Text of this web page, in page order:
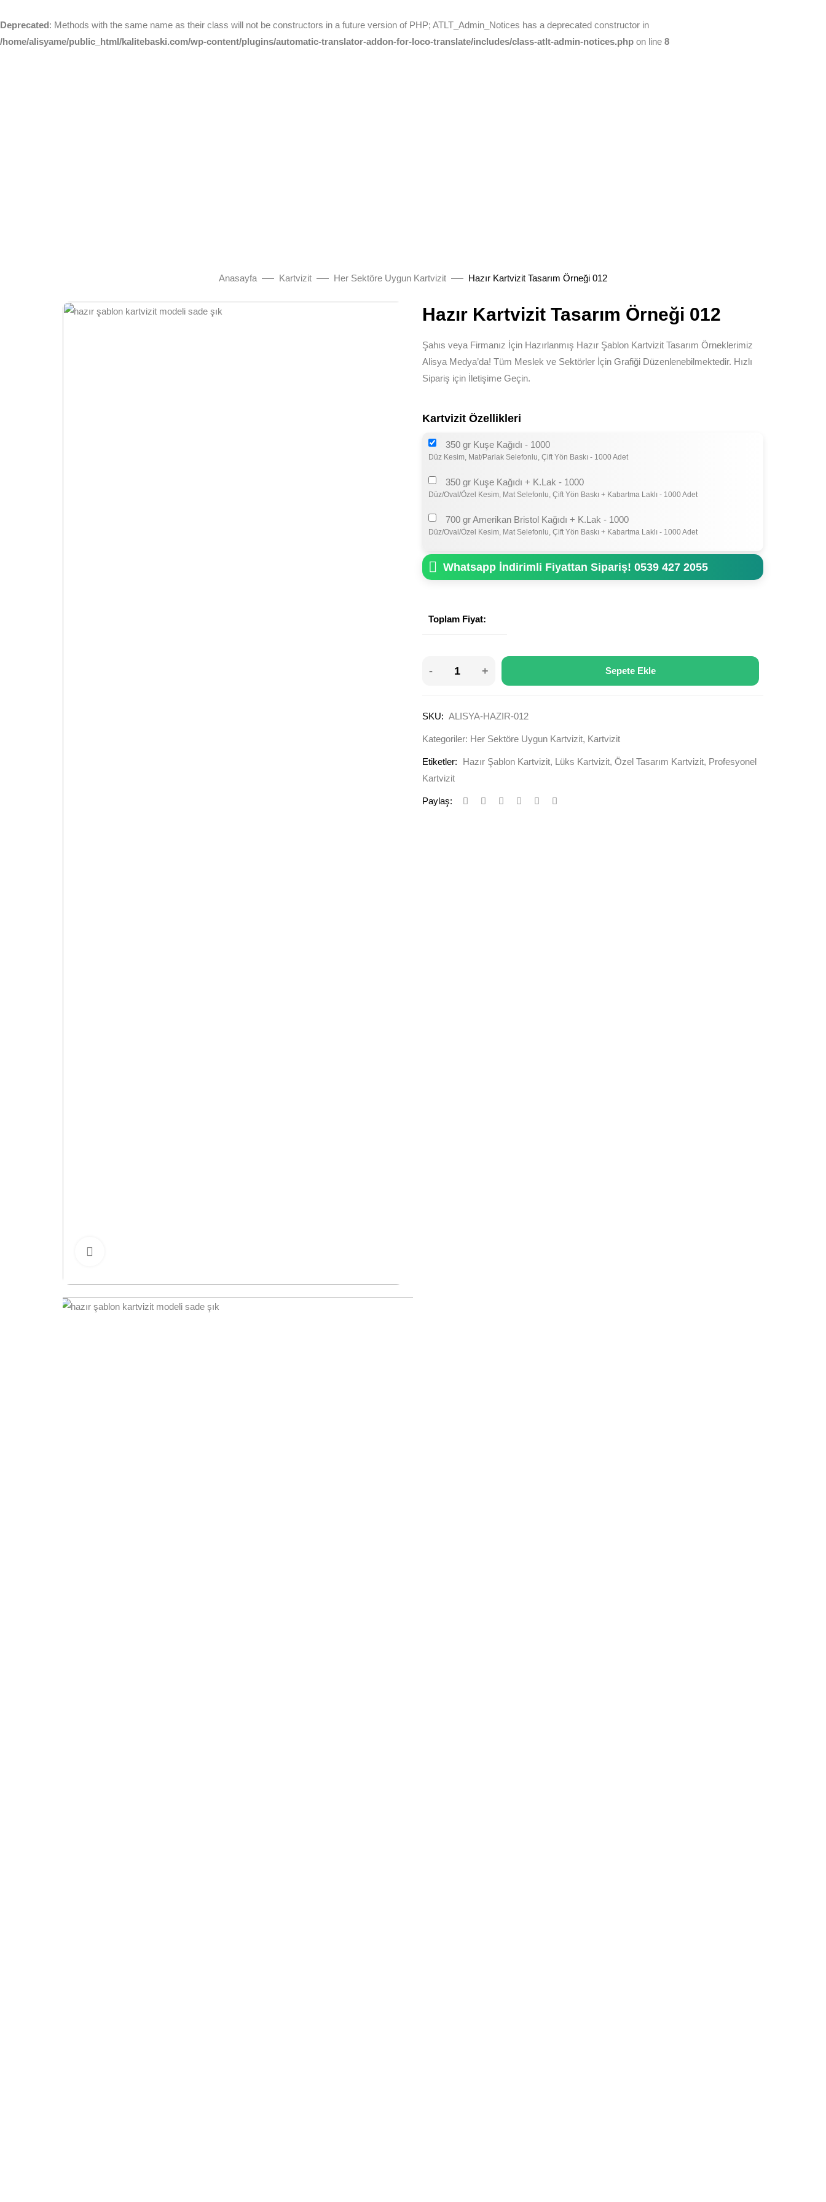
Deprecated: Methods with the same name as their class will not be constructors in a future version of PHP; ATLT_Admin_Notices has a deprecated constructor in
/home/alisyame/public_html/kalitebaski.com/wp-content/plugins/automatic-translator-addon-for-loco-translate/includes/class-atlt-admin-notices.php on line 8
Anasayfa Kartvizit Her Sektöre Uygun Kartvizit Hazır Kartvizit Tasarım Örneği 012
Hazır Kartvizit Tasarım Örneği 012
Şahıs veya Firmanız İçin Hazırlanmış Hazır Şablon Kartvizit Tasarım Örneklerimiz
Alisya Medya’da! Tüm Meslek ve Sektörler İçin Grafiği Düzenlenebilmektedir. Hızlı
Sipariş için İletişime Geçin.
Kartvizit Özellikleri
350 gr Kuşe Kağıdı - 1000
Düz Kesim, Mat/Parlak Selefonlu, Çift Yön Baskı - 1000 Adet
350 gr Kuşe Kağıdı + K.Lak - 1000
Düz/Oval/Özel Kesim, Mat Selefonlu, Çift Yön Baskı + Kabartma Laklı - 1000 Adet
700 gr Amerikan Bristol Kağıdı + K.Lak - 1000
Düz/Oval/Özel Kesim, Mat Selefonlu, Çift Yön Baskı + Kabartma Laklı - 1000 Adet
Whatsapp İndirimli Fiyattan Sipariş! 0539 427 2055
Toplam Fiyat:
Sepete Ekle
SKU: ALISYA-HAZIR-012
Kategoriler: Her Sektöre Uygun Kartvizit, Kartvizit
Etiketler: Hazır Şablon Kartvizit, Lüks Kartvizit, Özel Tasarım Kartvizit, Profesyonel
Kartvizit
Paylaş: